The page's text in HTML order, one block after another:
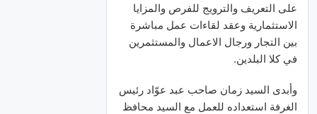
على التعريف والترويج للفرص والمزايا
الاستثمارية وعقد لقاءات عمل مباشرة
بين التجار ورجال الاعمال والمستثمرين
في كلا البلدين.
وأبدى السيد زمان صاحب عبد عوّاد رئيس
الغرفة استعداده للعمل مع السيد محافظ